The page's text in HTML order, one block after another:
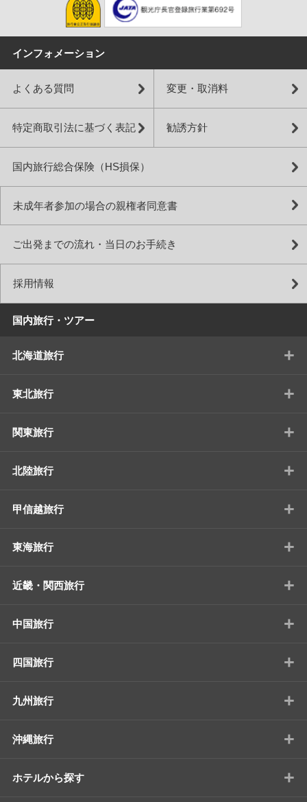
インフォメーション
よくある質問 変更・取消料
特定商取引法に基づく表記 勧誘方針
国内旅行総合保険（HS損保）
未成年者参加の場合の親権者同意書
ご出発までの流れ・当日のお手続き
採用情報
国内旅行・ツアー
北海道旅行 +
東北旅行 +
関東旅行 +
北陸旅行 +
甲信越旅行 +
東海旅行 +
近畿・関西旅行 +
中国旅行 +
四国旅行 +
九州旅行 +
沖縄旅行 +
ホテルから探す +